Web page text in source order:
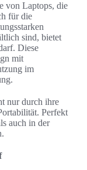
von Laptops, die
für die
sind, bietet
Diese
mit
im
nur durch ihre
Perfekt
auch in der